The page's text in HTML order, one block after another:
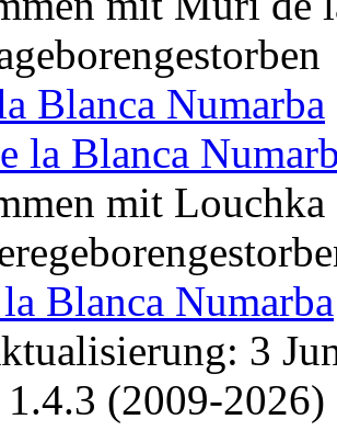
geborengestorben
Blanca Numarba
la Blanca
mit Louchka
geboren
Blanca Numarba
3
1.4.3 (2009-2026)